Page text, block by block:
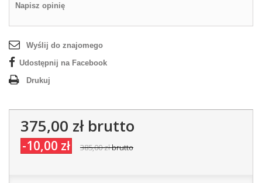
Napisz opinię
Wyślij do znajomego
Udostępnij na Facebook
Drukuj
375,00 złbrutto
-10,00 zł 385,00 złbrutto